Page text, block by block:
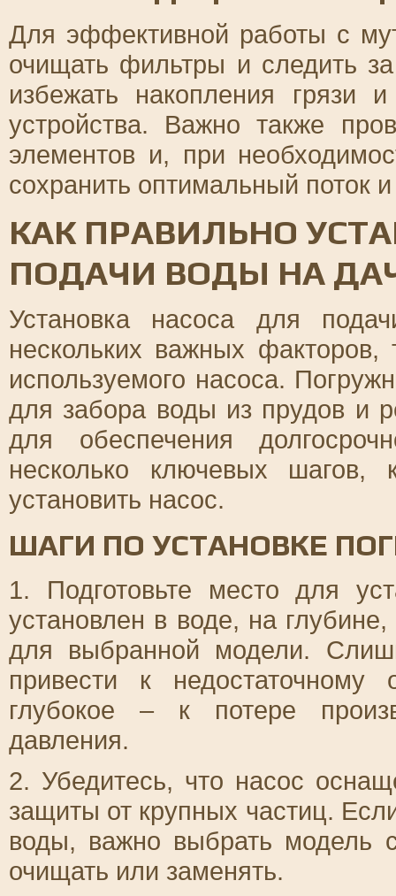
Для эффективной работы с
очищать фильтры и следить
избежать накопления грязи
устройства. Важно также
элементов и, при
сохранить оптимальный поток
КАК ПРАВИЛЬНО
ПОДАЧИ ВОДЫ НА
Установка насоса для
нескольких важных факторов,
используемого насоса.
для забора воды из прудов и
для обеспечения
несколько ключевых шагов,
установить насос.
ШАГИ ПО УСТАНОВКЕ
1. Подготовьте место для
установлен в воде, на
для выбранной модели.
привести к
глубокое – к потере
давления.
2. Убедитесь, что насос
защиты от крупных частиц.
воды, важно выбрать модель
очищать или заменять.